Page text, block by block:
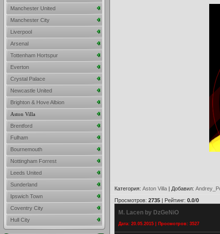
Категория: Aston Villa | Добавил:
Просмотров: 2735 | Рейтинг: 0.0/0
M. Lacen by DzGeNiO
Дата: 20.05.2015 | Просмотров: 3527
Manchester United
Manchester City
Liverpool
Arsenal
Tottenham Hortspur
Everton
Crystal Palace
Newcastle United
Brighton & Hove Albion
Aston Villa
Brentford
Fulham
Bournemouth
Nottingham Forrest
Leeds United
Sunderland
Ipswich Town
Coventry City
Hull City